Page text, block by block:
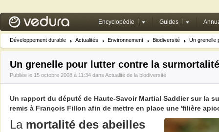
Encyclopédie Guides
Développement durable Actualités Environnement Biodiversité Un grenelle
Un grenelle pour lutter contre la
Publiée le 15 octobre 2008 à 11:34 dans Actualité de la biodiversité
Un rapport du député de Haute-Savoir Martial Saddier sur la
remis à François Fillon afin de mettre en place une 'filière
La mortalité des abeilles